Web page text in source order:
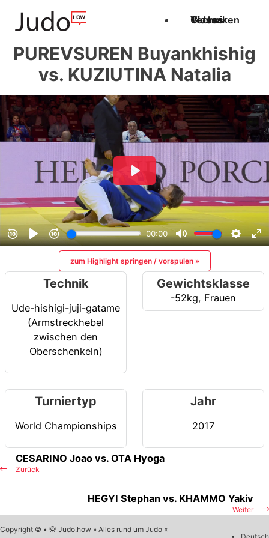
Techniken
Videos
Glossar
PUREVSUREN Buyankhishig
vs. KUZIUTINA Natalia
zum Highlight springen / vorspulen »
Technik
Ude-hishigi-juji-gatame
(Armstreckhebel
zwischen den
Oberschenkeln)
Gewichtsklasse
-52kg, Frauen
Turniertyp
World Championships
Jahr
2017
Zurück
CESARINO Joao vs. OTA Hyoga
Weiter
HEGYI Stephan vs. KHAMMO Yakiv
Copyright © • 🥋 Judo.how » Alles rund um Judo «